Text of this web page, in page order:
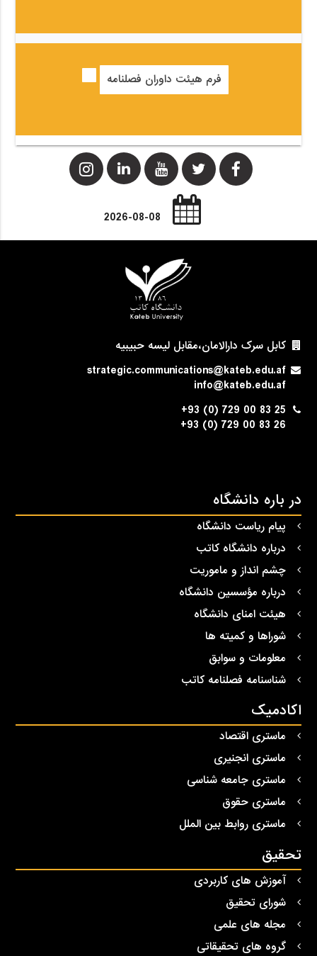
فرم هیئت داوران فصلنامه
2026-08-08
کابل سرک دارالامان،مقابل لیسه حبیبیه
strategic.communications@kateb.edu.af
info@kateb.edu.af
+93 (0) 729 00 83 25
+93 (0) 729 00 83 26
در باره دانشگاه
پیام ریاست دانشگاه
درباره دانشگاه کاتب
چشم انداز و ماموریت
درباره مؤسسین دانشگاه
هیئت امنای دانشگاه
شوراها و کمیته ها
معلومات و سوابق
شناسنامه فصلنامه کاتب
اکادمیک
ماستری اقتصاد
ماستری انجنیری
ماستری جامعه شناسی
ماستری حقوق
ماستری روابط بین الملل
تحقیق
آموزش های کاربردی
شورای تحقیق
مجله های علمی
گروه های تحقیقاتی